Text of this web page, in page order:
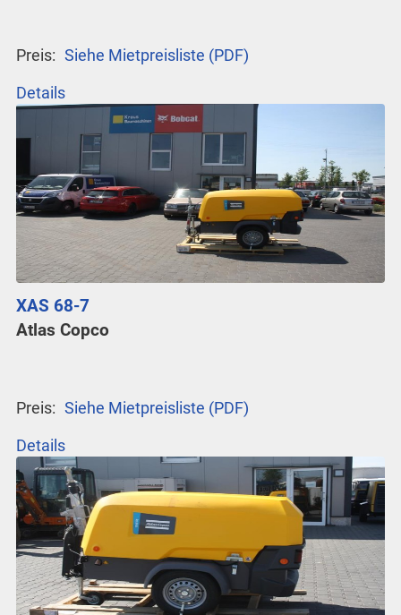
Preis: Siehe Mietpreisliste (PDF)
Details
XAS 68-7
Atlas Copco
Preis: Siehe Mietpreisliste (PDF)
Details